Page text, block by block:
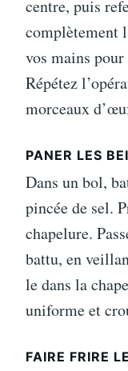
centre, puis
complètement
vos mains
Répétez
morceaux
PANER LES
Dans un bol,
pincée de sel.
chapelure.
battu, en
le dans la
uniforme et
FAIRE FRIRE